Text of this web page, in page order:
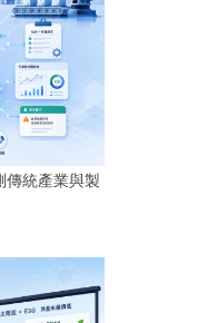
傳統產業與製